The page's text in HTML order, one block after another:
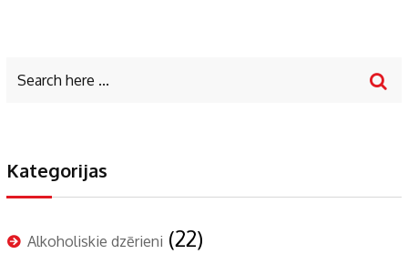
Kategorijas
Alkoholiskie dzērieni (22)